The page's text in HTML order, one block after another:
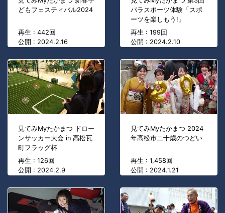
どもフェスティバル2024
再生 : 442回
公開 : 2024.2.16
パラスポーツ体験「スポ
ーツを楽しもう!」
再生 : 199回
公開 : 2024.2.10
見てみMyたかまつ ドロー
ンサッカー大会 in 高松瓦
町フラッグ杯
再生 : 126回
公開 : 2024.2.9
見てみMyたかまつ 2024
年高松市二十歳のつどい
再生 : 1,458回
公開 : 2024.1.21